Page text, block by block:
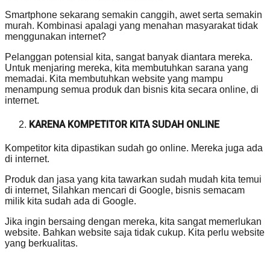
Smartphone sekarang semakin canggih, awet serta semakin
murah. Kombinasi apalagi yang menahan masyarakat tidak
menggunakan internet?
Pelanggan potensial kita, sangat banyak diantara mereka.
Untuk menjaring mereka, kita membutuhkan sarana yang
memadai. Kita membutuhkan website yang mampu
menampung semua produk dan bisnis kita secara online, di
internet.
KARENA KOMPETITOR KITA SUDAH ONLINE
Kompetitor kita dipastikan sudah go online. Mereka juga ada
di internet.
Produk dan jasa yang kita tawarkan sudah mudah kita temui
di internet, Silahkan mencari di Google, bisnis semacam
milik kita sudah ada di Google.
Jika ingin bersaing dengan mereka, kita sangat memerlukan
website. Bahkan website saja tidak cukup. Kita perlu website
yang berkualitas.